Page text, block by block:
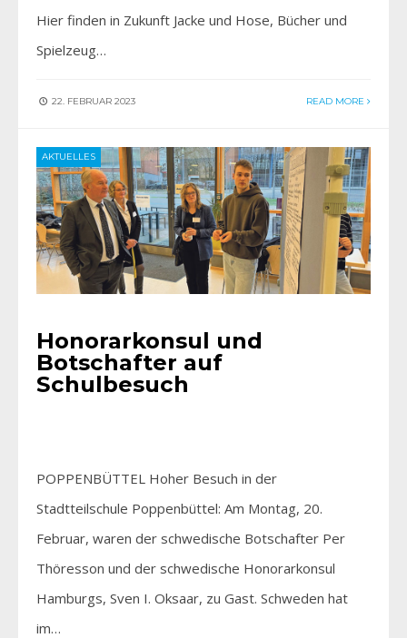
Hier finden in Zukunft Jacke und Hose, Bücher und
Spielzeug…
22. FEBRUAR 2023 READ MORE
AKTUELLES
Honorarkonsul und
Botschafter auf
Schulbesuch
POPPENBÜTTEL Hoher Besuch in der
Stadtteilschule­ Poppenbüttel: Am Montag, 20.
Februar, waren der schwedische Botschafter Per
Thöresson und der schwedische Honorarkonsul
Hamburgs, Sven I. Oksaar, zu Gast. Schweden hat
im…